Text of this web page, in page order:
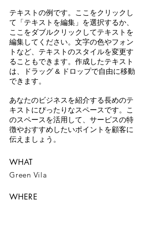
テキストの例です。ここをクリックし
て「テキストを編集」を選択するか、
ここをダブルクリックしてテキストを
編集してください。文字の色やフォン
トなど、テキストのスタイルを変更す
ることもできます。作成したテキスト
は、ドラッグ & ドロップで自由に移動
できます。
あなたのビジネスを紹介する長めのテ
キストにぴったりなスペースです。こ
のスペースを活用して、サービスの特
徴やおすすめしたいポイントを顧客に
伝えましょう。
WHAT
Green Vila
WHERE